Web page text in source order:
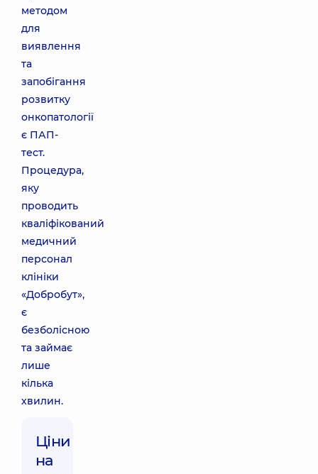
методом
для
виявлення
та
запобігання
розвитку
онкопатології
є ПАП-
тест.
Процедура,
яку
проводить
кваліфікований
медичний
персонал
клініки
«Добробут»,
є
безболісною
та займає
лише
кілька
хвилин.
Ціни
на